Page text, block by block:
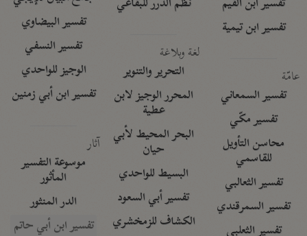
تفسير ابن القيم
تفسير ابن تيمية
عامّة
تفسير السمعاني
تفسير مكّي
محاسن التأويل
للقاسمي
تفسير الثعالبي
تفسير السمرقندي
تفسير الثعلبي
نظم الدرر للبقاعي
لغة وبلاغة
التحرير والتنوير
المحرر الوجيز لابن
عطية
البحر المحيط لأبي
حيان
البسيط للواحدي
تفسير أبي السعود
الكشاف للزمخشري
تفسير البيضاوي
تفسير النسفي
الوجيز للواحدي
تفسير ابن أبي زمنين
آثار
موسوعة التفسير
المأثور
الدر المنثور
تفسير ابن أبي حاتم